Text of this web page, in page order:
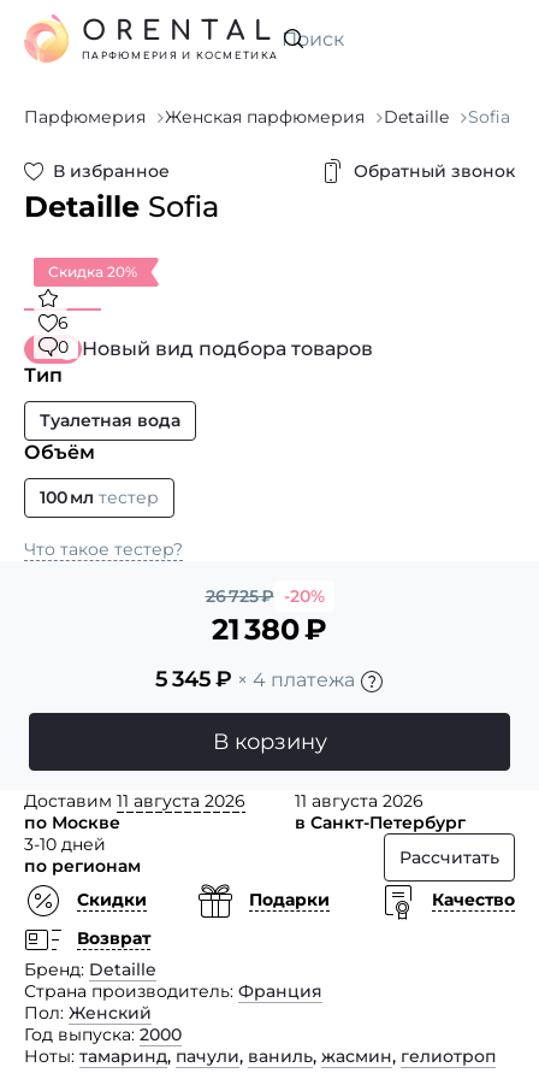
Искать
ORENTAL
ПАРФЮМЕРИЯ И КОСМЕТИКА
Парфюмерия Женская парфюмерия Detaille Sofia
В избранное Обратный звонок
Detaille Sofia
Скидка 20%
6
0
Новый вид подбора товаров
Тип
Туалетная вода
Объём
100 мл тестер
Что такое тестер?
26 725₽ -20%
21 380₽
5 345₽ × 4 платежа
В корзину
Доставим 11 августа 2026
по Москве
11 августа 2026
в Санкт-Петербург
3-10 дней
по регионам
Рассчитать
Скидки
Подарки
Качество
Возврат
Бренд Detaille
Страна производитель Франция
Пол Женский
Год выпуска 2000
Ноты тамаринд, пачули, ваниль, жасмин, гелиотроп